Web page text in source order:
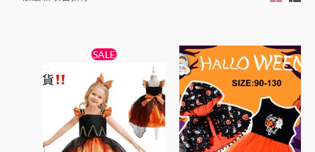
SALE
格：
$139。
目
前
價
格：
$119。
品
有
多
種
此
產
品
有
多
種